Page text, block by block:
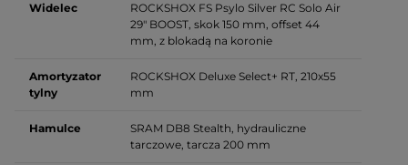
Widelec
ROCKSHOX FS Psylo Silver RC Solo Air
29" BOOST, skok 150 mm, offset 44
mm, z blokadą na koronie
Amortyzator
tylny
ROCKSHOX Deluxe Select+ RT, 210x55
mm
Hamulce
SRAM DB8 Stealth, hydrauliczne
tarczowe, tarcza 200 mm